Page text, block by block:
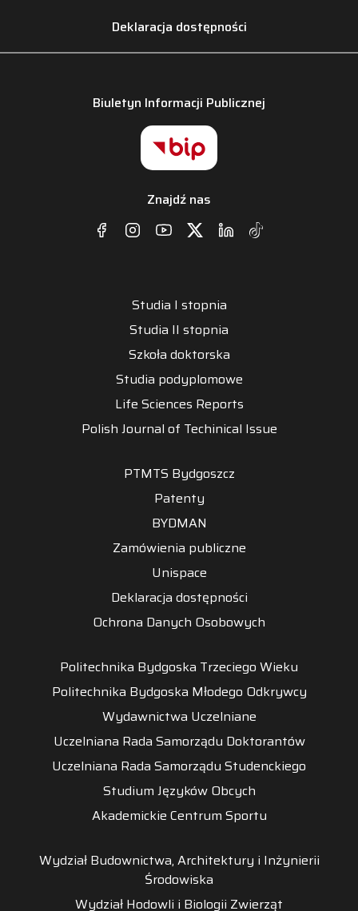
Deklaracja dostępności
Biuletyn Informacji Publicznej
Znajdź nas
Studia I stopnia
Studia II stopnia
Szkoła doktorska
Studia podyplomowe
Life Sciences Reports
Polish Journal of Techinical Issue
PTMTS Bydgoszcz
Patenty
BYDMAN
Zamówienia publiczne
Unispace
Deklaracja dostępności
Ochrona Danych Osobowych
Politechnika Bydgoska Trzeciego Wieku
Politechnika Bydgoska Młodego Odkrywcy
Wydawnictwa Uczelniane
Uczelniana Rada Samorządu Doktorantów
Uczelniana Rada Samorządu Studenckiego
Studium Języków Obcych
Akademickie Centrum Sportu
Wydział Budownictwa, Architektury i Inżynierii
Środowiska
Wydział Hodowli i Biologii Zwierząt